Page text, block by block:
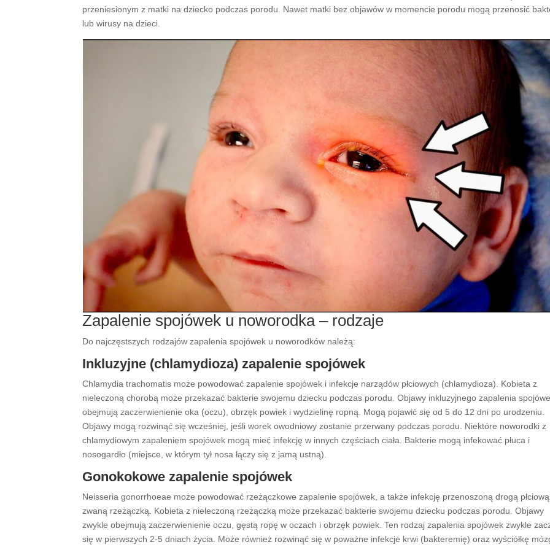
przeniesionym z matki na dziecko podczas porodu. Nawet matki bez objawów w momencie porodu mogą przenosić
lub wirusy na dzieci.
Zapalenie spojówek u noworodka – rodzaje
Do najczęstszych rodzajów zapalenia spojówek u noworodków należą:
Inkluzyjne (chlamydioza) zapalenie spojówek
Chlamydia trachomatis może powodować zapalenie spojówek i infekcje narządów płciowych (chlamydioza). Kobieta z
nieleczoną chorobą może przekazać bakterie swojemu dziecku podczas porodu. Objawy inkluzyjnego zapalenia
obejmują zaczerwienienie oka (oczu), obrzęk powiek i wydzielinę ropną. Mogą pojawić się od 5 do 12 dni po urodzeniu.
Objawy mogą rozwinąć się wcześniej, jeśli worek owodniowy zostanie przerwany podczas porodu. Niektóre noworodki z
chlamydiowym zapaleniem spojówek mogą mieć infekcję w innych częściach ciała. Bakterie mogą infekować płuca i
nosogardło (miejsce, w którym tył nosa łączy się z jamą ustną).
Gonokokowe zapalenie spojówek
Neisseria gonorrhoeae może powodować rzeżączkowe zapalenie spojówek, a także infekcję przenoszoną drogą płciową
zwaną rzeżączką. Kobieta z nieleczoną rzeżączką może przekazać bakterie swojemu dziecku podczas porodu. Objawy
zwykle obejmują zaczerwienienie oczu, gęstą ropę w oczach i obrzęk powiek. Ten rodzaj zapalenia spojówek zwykle
się w pierwszych 2-5 dniach życia. Może również rozwinąć się w poważne infekcje krwi (bakteremię) oraz wyściółkę